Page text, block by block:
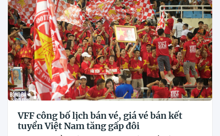
VFF công bố lịch bán vé, giá vé bán kết
tuyển Việt Nam tăng gấp đôi